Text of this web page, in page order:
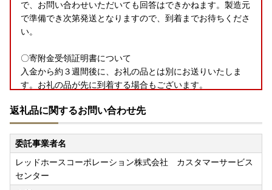
で、お問い合わせいただいても回答はできかねます。製造元
で準備でき次第発送となりますので、到着までお待ちくださ
い。
〇寄附金受領証明書について
入金から約３週間後に、お礼の品とは別にお送りいたしま
す。お礼の品が先に到着する場合もございます。
いいたします。
〇ワンストップ特例申請書について
＜＜大河原町はワンストップ特例申請オンラインサービス対
象自治体です＞＞
申請アプリ「IAM（アイアム）」を使用していただくこと
返礼品に関するお問い合わせ先
委託事業者名
レッドホースコーポレーション株式会社 カスタマーサービス
センター